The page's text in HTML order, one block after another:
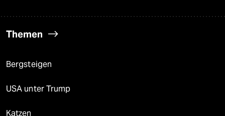
Themen
Bergsteigen
USA unter Trump
Katzen